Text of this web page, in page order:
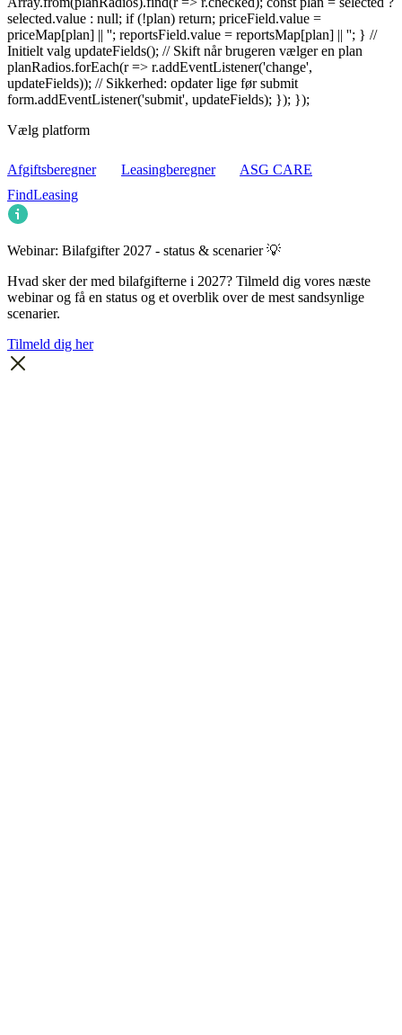
selected.value : null; if (!plan) return; priceField.value =
priceMap[plan] || ''; reportsField.value = reportsMap[plan] || ''; } //
Initielt valg updateFields(); // Skift når brugeren vælger en plan
planRadios.forEach(r => r.addEventListener('change',
updateFields)); // Sikkerhed: opdater lige før submit
form.addEventListener('submit', updateFields); }); });
Vælg platform
Afgiftsberegner Leasingberegner
ASG CARE
FindLeasing
Webinar: Bilafgifter 2027 - status & scenarier 💡
Hvad sker der med bilafgifterne i 2027? Tilmeld dig vores næste
webinar og få en status og et overblik over de mest sandsynlige
scenarier.
Tilmeld dig her